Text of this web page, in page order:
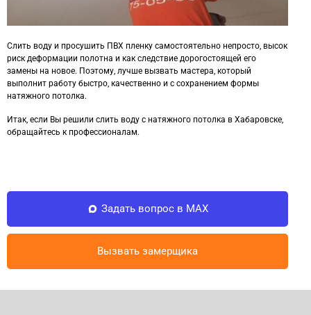
Слить воду и просушить ПВХ пленку самостоятельно непросто, высок
риск деформации полотна и как следствие дорогостоящей его
замены на новое. Поэтому, лучше вызвать мастера, который
выполнит работу быстро, качественно и с сохранением формы
натяжного потолка.
Итак, если Вы решили слить воду с натяжного потолка в Хабаровске,
обращайтесь к профессионалам.
Задать вопрос в MAX
Вызвать замерщика